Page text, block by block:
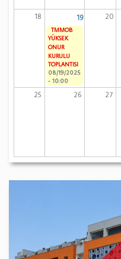
18 19 20
TMMOB
YÜKSEK
ONUR
KURULU
TOPLANTISI
08/19/2025
- 10:00
25 26 27